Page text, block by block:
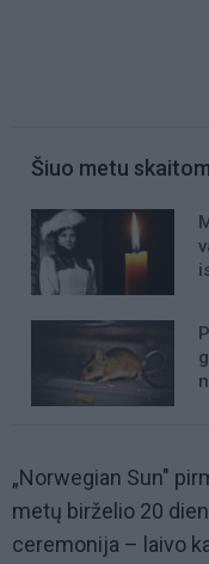
Šiuo metu
„Norwegian Sun"
metų birželio 20
ceremonija – laivo